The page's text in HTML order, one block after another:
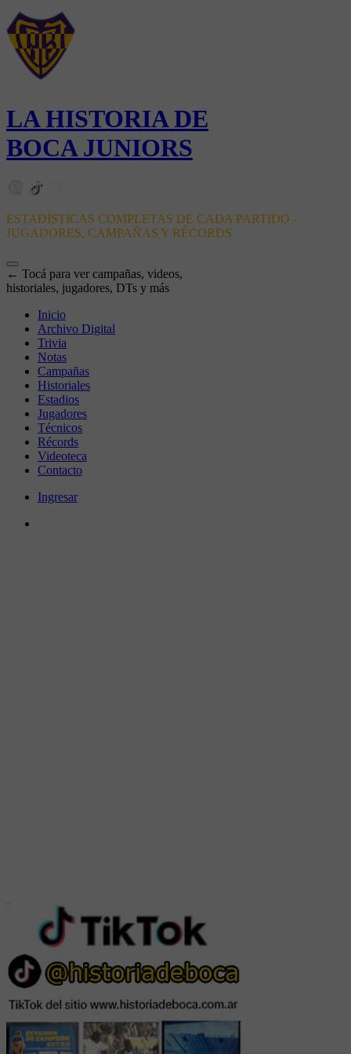
LA HISTORIA DE
BOCA JUNIORS
ESTADÍSTICAS COMPLETAS DE CADA PARTIDO -
JUGADORES, CAMPAÑAS Y RÉCORDS
← Tocá para ver campañas, videos,
historiales, jugadores, DTs y más
Inicio
Archivo Digital
Trivia
Notas
Campañas
Historiales
Estadios
Jugadores
Técnicos
Récords
Videoteca
Contacto
Ingresar